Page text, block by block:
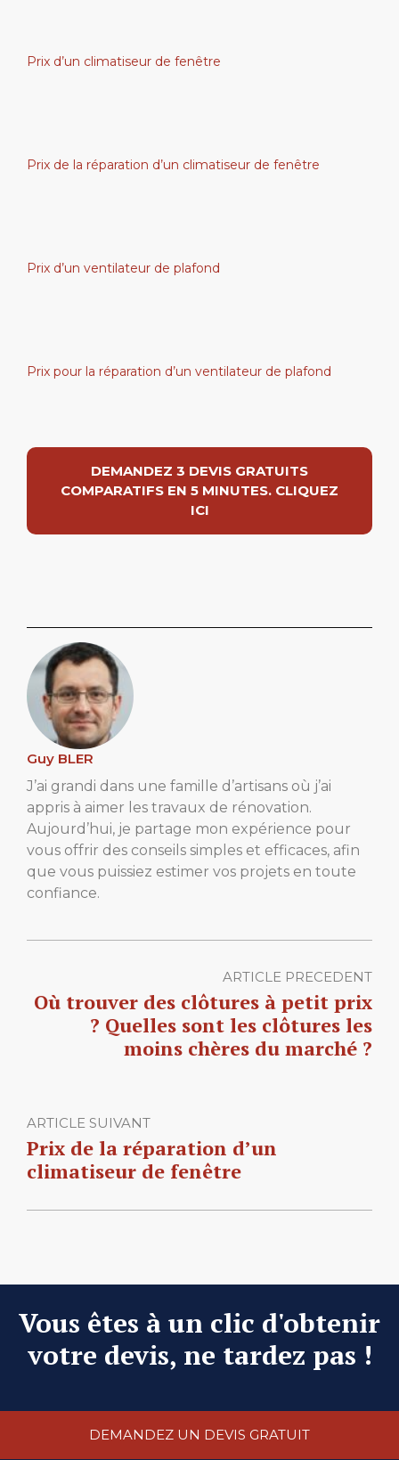
Prix d’un climatiseur de fenêtre
Prix de la réparation d’un climatiseur de fenêtre
Prix d’un ventilateur de plafond
Prix pour la réparation d’un ventilateur de plafond
DEMANDEZ 3 DEVIS GRATUITS
COMPARATIFS EN 5 MINUTES. CLIQUEZ
ICI
Guy BLER
J’ai grandi dans une famille d’artisans où j’ai
appris à aimer les travaux de rénovation.
Aujourd’hui, je partage mon expérience pour
vous offrir des conseils simples et efficaces, afin
que vous puissiez estimer vos projets en toute
confiance.
ARTICLE PRECEDENT
Où trouver des clôtures à petit prix
? Quelles sont les clôtures les
moins chères du marché ?
ARTICLE SUIVANT
Prix de la réparation d’un
climatiseur de fenêtre
Vous êtes à un clic d'obtenir
votre devis, ne tardez pas !
DEMANDEZ UN DEVIS GRATUIT